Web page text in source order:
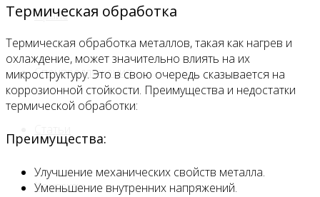
Прайс
Спецпредложения
Контакты
Термическая обработка
Термическая обработка металлов, такая как нагрев и
охлаждение, может значительно влиять на их
микроструктуру. Это в свою очередь сказывается на
коррозионной стойкости. Преимущества и недостатки
термической обработки:
Преимущества:
Улучшение механических свойств металла.
Уменьшение внутренних напряжений.